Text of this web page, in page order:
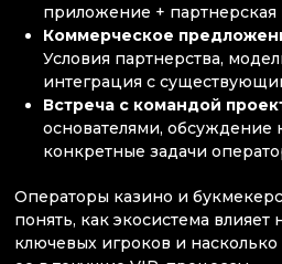
приложение + партнерская
Коммерческое
Условия партнерства,
интеграция с
Встреча с командой
основателями, обсуждение
конкретные задачи
Операторы казино и
понять, как экосистема
ключевых игроков и